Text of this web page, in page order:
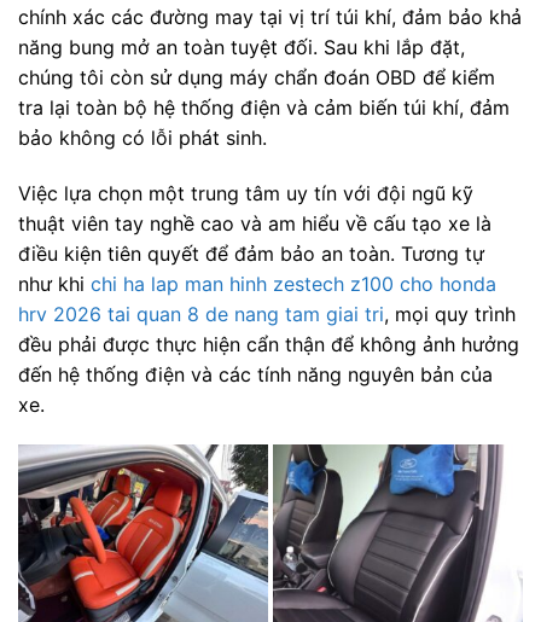
chính xác các đường may tại vị trí túi khí, đảm bảo khả
năng bung mở an toàn tuyệt đối. Sau khi lắp đặt,
chúng tôi còn sử dụng máy chẩn đoán OBD để kiểm
tra lại toàn bộ hệ thống điện và cảm biến túi khí, đảm
bảo không có lỗi phát sinh.
Việc lựa chọn một trung tâm uy tín với đội ngũ kỹ
thuật viên tay nghề cao và am hiểu về cấu tạo xe là
điều kiện tiên quyết để đảm bảo an toàn. Tương tự
như khi chi ha lap man hinh zestech z100 cho honda
hrv 2026 tai quan 8 de nang tam giai tri, mọi quy trình
đều phải được thực hiện cẩn thận để không ảnh hưởng
đến hệ thống điện và các tính năng nguyên bản của
xe.